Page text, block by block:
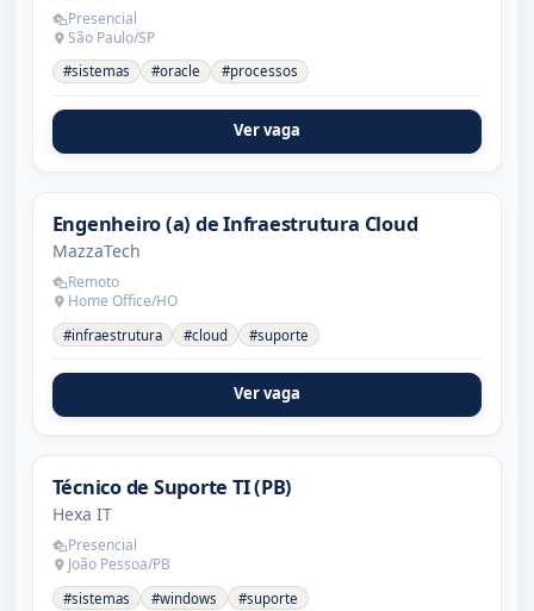
Presencial
São Paulo/SP
#sistemas #oracle #processos
Ver vaga
Engenheiro (a) de Infraestrutura Cloud
MazzaTech
Remoto
Home Office/HO
#infraestrutura #cloud #suporte
Ver vaga
Técnico de Suporte TI (PB)
Hexa IT
Presencial
João Pessoa/PB
#sistemas #windows #suporte